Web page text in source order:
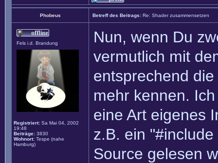
Phobeus Betreff des Beitrags: Re: Shader zusammensetzen
Fels i.d. Brandung
Registriert: Sa Mai 04, 2002
19:48
Beiträge: 3830
Wohnort: Tespe (nahe
Hamburg)
Nun, wenn Du
vermutlich mit
entsprechend
mehr kennen.
eine Art eigenes
z.B. ein
Source gelesen